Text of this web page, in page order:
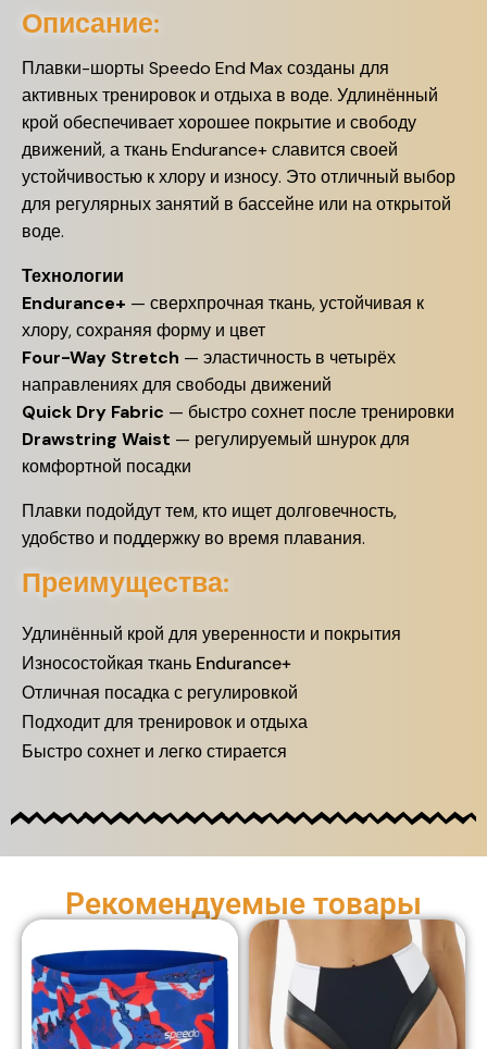
Описание:
Плавки-шорты Speedo End Max созданы для
активных тренировок и отдыха в воде. Удлинённый
крой обеспечивает хорошее покрытие и свободу
движений, а ткань Endurance+ славится своей
устойчивостью к хлору и износу. Это отличный выбор
для регулярных занятий в бассейне или на открытой
воде.
Технологии
Endurance+ — сверхпрочная ткань, устойчивая к
хлору, сохраняя форму и цвет
Four-Way Stretch — эластичность в четырёх
направлениях для свободы движений
Quick Dry Fabric — быстро сохнет после тренировки
Drawstring Waist — регулируемый шнурок для
комфортной посадки
Плавки подойдут тем, кто ищет долговечность,
удобство и поддержку во время плавания.
Преимущества:
Удлинённый крой для уверенности и покрытия
Износостойкая ткань Endurance+
Отличная посадка с регулировкой
Подходит для тренировок и отдыха
Быстро сохнет и легко стирается
Рекомендуемые товары